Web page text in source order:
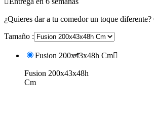
¿Quieres dar a tu comedor un toque
Tamaño :
Fusion 200x43x48h Cm
Fusion 200x43x48h
Cm